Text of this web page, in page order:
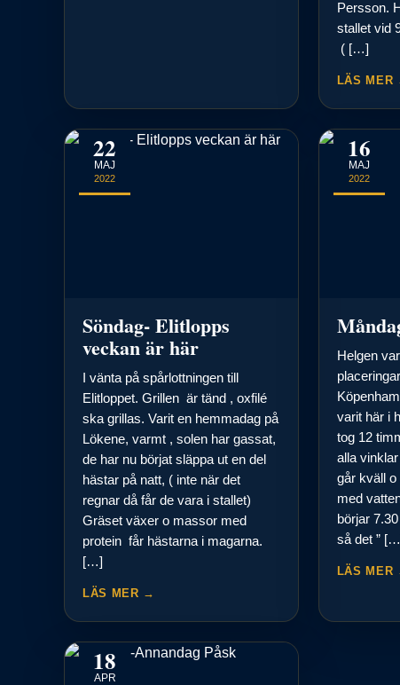
Persson.
stallet vid
( […]
LÄS MER
22
MAJ
2022
Söndag- Elitlopps
veckan är här
I vänta på spårlottningen till
Elitloppet. Grillen är tänd , oxfilé
ska grillas. Varit en hemmadag på
Lökene, varmt , solen har gassat,
de har nu börjat släppa ut en del
hästar på natt, ( inte när det
regnar då får de vara i stallet)
Gräset växer o massor med
protein får hästarna i magarna.
[…]
LÄS MER →
16
MAJ
2022
Helgen
varit här i
tog 12
alla
går kväll o
med
börjar
så det ”
LÄS MER
18
APR